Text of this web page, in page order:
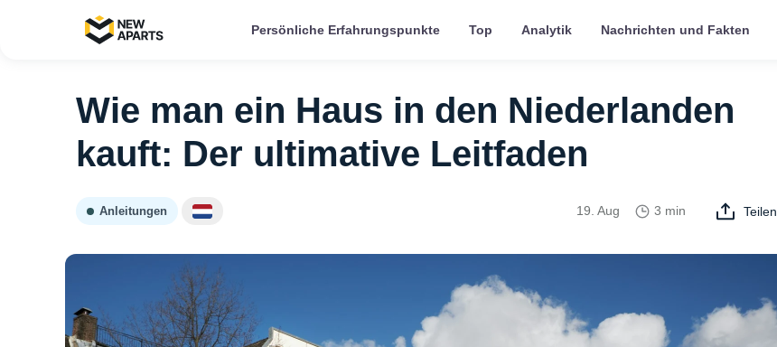
Persönliche Erfahrungspunkte Top Analytik Nachrichten und Fakten
Wie man ein Haus in den Niederlanden
kauft: Der ultimative Leitfaden
Anleitungen 19. Aug 3 min Teilen